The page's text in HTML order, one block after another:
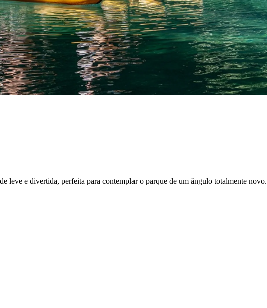
leve e divertida, perfeita para contemplar o parque de um ângulo totalmente novo.